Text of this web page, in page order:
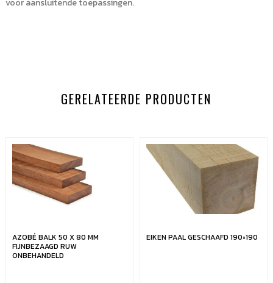
voor aansluitende toepassingen.
GERELATEERDE PRODUCTEN
AZOBÉ BALK 50 X 80 MM
FIJNBEZAAGD RUW
ONBEHANDELD
EIKEN PAAL GESCHAAFD 190×190